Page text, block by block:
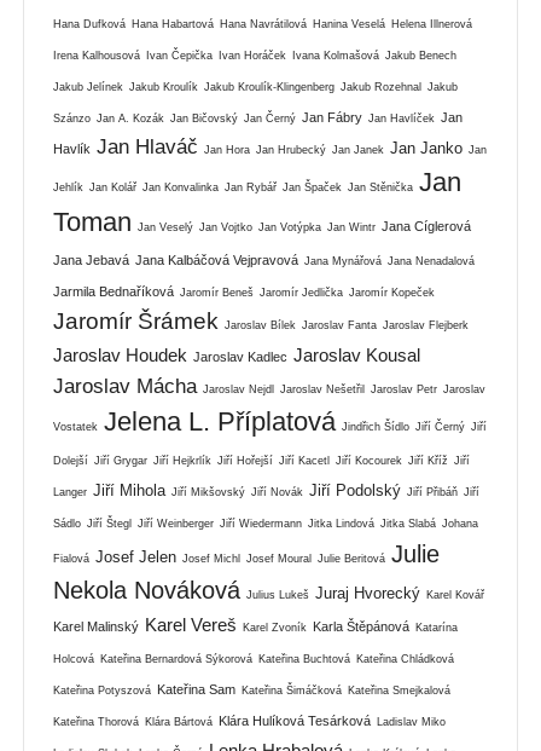
Hana Dufková Hana Habartová Hana Navrátilová Hanina Veselá Helena Illnerová
Irena Kalhousová Ivan Čepička Ivan Horáček Ivana Kolmašová Jakub Benech
Jakub Jelínek Jakub Kroulík Jakub Kroulík-Klingenberg Jakub Rozehnal Jakub
Szánzo Jan A. Kozák Jan Bičovský Jan Černý Jan Fábry Jan Havlíček Jan
Havlík Jan Hlaváč Jan Hora Jan Hrubecký Jan Janek Jan Janko Jan
Jehlík Jan Kolář Jan Konvalinka Jan Rybář Jan Špaček Jan Stěnička Jan
Toman
Jan Veselý Jan Vojtko Jan Votýpka Jan Wintr Jana Cíglerová
Jana Jebavá Jana Kalbáčová Vejpravová Jana Mynářová Jana Nenadalová
Jarmila Bednaříková Jaromír Beneš Jaromír Jedlička Jaromír Kopeček
Jaromír Šrámek Jaroslav Bílek Jaroslav Fanta Jaroslav Flejberk
Jaroslav Houdek Jaroslav Kadlec Jaroslav Kousal
Jaroslav Mácha Jaroslav Nejdl Jaroslav Nešetřil Jaroslav Petr Jaroslav
Vostatek Jelena L. Příplatová Jindřich Šídlo Jiří Černý Jiří
Dolejší Jiří Grygar Jiří Hejkrlík Jiří Hořejší Jiří Kacetl Jiří Kocourek Jiří Kříž Jiří
Langer Jiří Mihola Jiří Mikšovský Jiří Novák Jiří Podolský Jiří Přibáň Jiří
Sádlo Jiří Štegl Jiří Weinberger Jiří Wiedermann Jitka Lindová Jitka Slabá Johana
Fialová Josef Jelen Josef Michl Josef Moural Julie Beritová Julie
Nekola Nováková Julius Lukeš Juraj Hvorecký Karel Kovář
Karel Malinský Karel Vereš Karel Zvoník Karla Štěpánová Katarína
Holcová Kateřina Bernardová Sýkorová Kateřina Buchtová Kateřina Chládková
Kateřina Potyszová Kateřina Sam Kateřina Šimáčková Kateřina Smejkalová
Kateřina Thorová Klára Bártová Klára Hulíková Tesárková Ladislav Miko